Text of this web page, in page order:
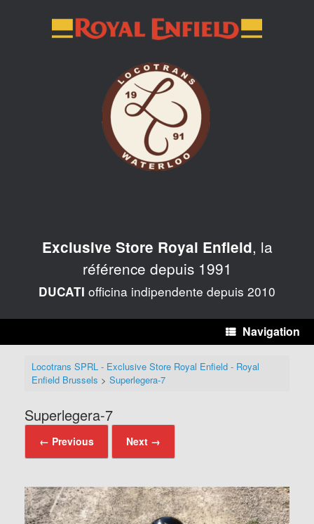
Exclusive Store Royal Enfield, la
référence depuis 1991
DUCATI officina indipendente depuis 2010
Navigation
Locotrans SPRL - Exclusive Store Royal Enfield - Royal
Enfield Brussels > Superlegera-7
Superlegera-7
← Previous Next →